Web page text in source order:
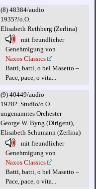
(8) 48384/audio
1935?/o.O.
Elisabeth Rethberg (Zerlina)
mit freundlicher
Genehmigung von
Naxos Classics
Batti, batti, o bel Masetto –
Pace, pace, o vita...
(9) 40449/audio
1928?. Studio/o.O.
ungenanntes Orchester
George W. Byng (Dirigent),
Elisabeth Schumann (Zerlina)
mit freundlicher
Genehmigung von
Naxos Classics
Batti, batti, o bel Masetto –
Pace, pace, o vita...